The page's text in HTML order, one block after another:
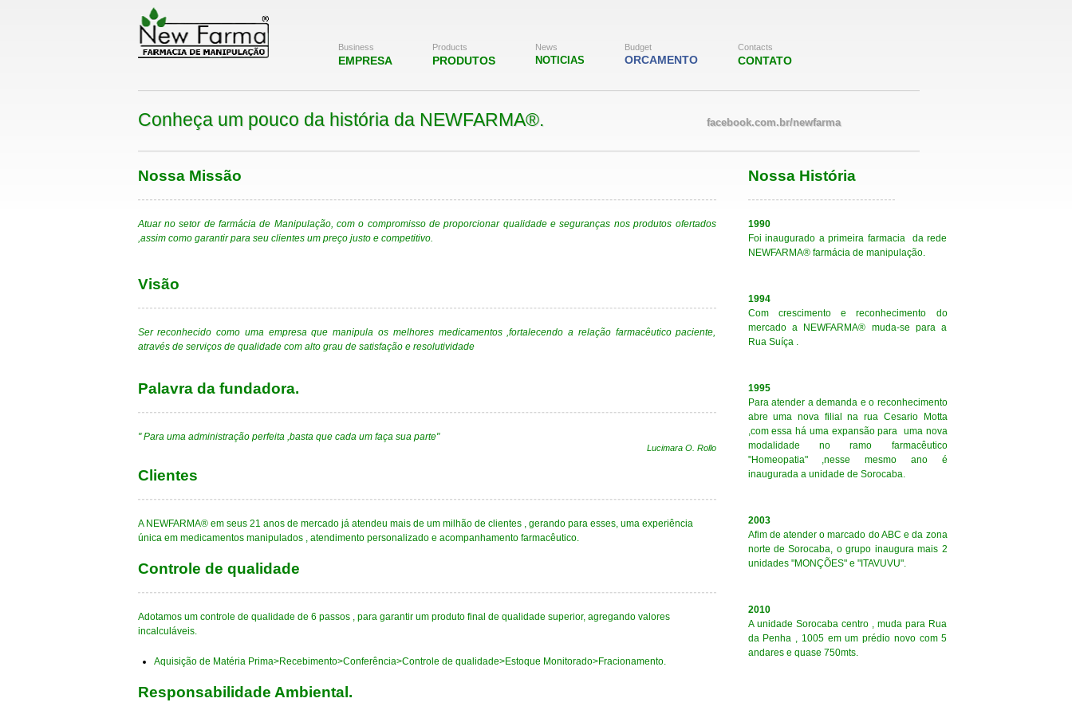
Contacts
CONTATO
Budget
ORCAMENTO
News
NOTICIAS
Products
PRODUTOS
Business
EMPRESA
Conheça um pouco da história da NEWFARMA®. facebook.com.br/newfarma
Nossa Missão
Atuar no setor de farmácia de Manipulação, com o compromisso de proporcionar qualidade e seguranças nos produtos ofertados
,assim como garantir para seu clientes um preço justo e competitivo.
Visão
Ser reconhecido como uma empresa que manipula os melhores medicamentos ,fortalecendo a relação farmacêutico paciente,
através de serviços de qualidade com alto grau de satisfação e resolutividade
Palavra da fundadora.
" Para uma administração perfeita ,basta que cada um faça sua parte"
Lucimara O. Rollo
Clientes
A NEWFARMA® em seus 21 anos de mercado já atendeu mais de um milhão de clientes , gerando para esses, uma experiência
única em medicamentos manipulados , atendimento personalizado e acompanhamento farmacêutico.
Controle de qualidade
Adotamos um controle de qualidade de 6 passos , para garantir um produto final de qualidade superior, agregando valores
incalculáveis.
Aquisição de Matéria Prima>Recebimento>Conferência>Controle de qualidade>Estoque Monitorado>Fracionamento.
Responsabilidade Ambiental.
Nossa História
1990
Foi inaugurado a primeira farmacia da rede
NEWFARMA® farmácia de manipulação.
1994
Com crescimento e reconhecimento do
mercado a NEWFARMA® muda-se para a
Rua Suíça .
1995
Para atender a demanda e o reconhecimento
abre uma nova filial na rua Cesario Motta
,com essa há uma expansão para uma nova
modalidade no ramo farmacêutico
"Homeopatia" ,nesse mesmo ano é
inaugurada a unidade de Sorocaba.
2003
Afim de atender o marcado do ABC e da zona
norte de Sorocaba, o grupo inaugura mais 2
unidades "MONÇÕES" e "ITAVUVU".
2010
A unidade Sorocaba centro , muda para Rua
da Penha , 1005 em um prédio novo com 5
andares e quase 750mts.